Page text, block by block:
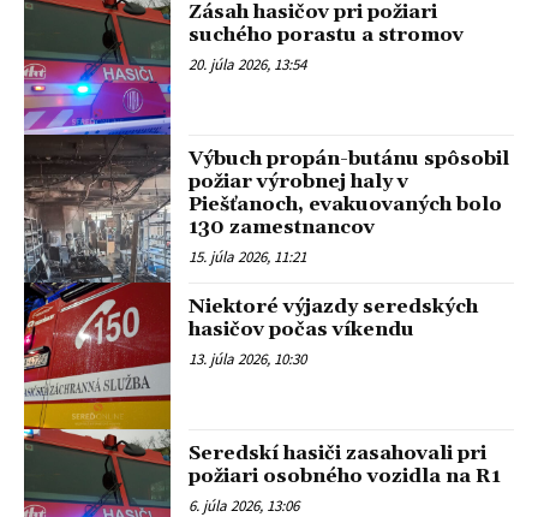
Zásah hasičov pri požiari
suchého porastu a stromov
20. júla 2026, 13:54
Výbuch propán-butánu spôsobil
požiar výrobnej haly v
Piešťanoch, evakuovaných bolo
130 zamestnancov
15. júla 2026, 11:21
Niektoré výjazdy seredských
hasičov počas víkendu
13. júla 2026, 10:30
Seredskí hasiči zasahovali pri
požiari osobného vozidla na R1
6. júla 2026, 13:06